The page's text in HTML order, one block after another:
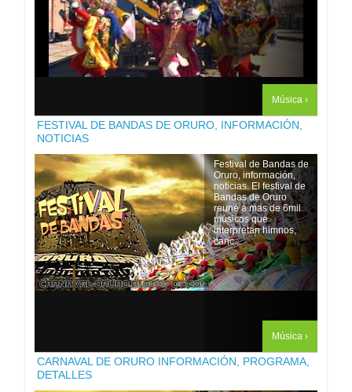
Música ›
FESTIVAL DE BANDAS DE ORURO, INFORMACIÓN,
NOTICIAS
Festival de Bandas de
Oruro, información,
noticias. El festival de
Bandas de Oruro
reuné a mas de 6mil
músicos que
interpretan himnos,
canc...
Música ›
CARNAVAL DE ORURO INFORMACIÓN, PROGRAMA,
DETALLES